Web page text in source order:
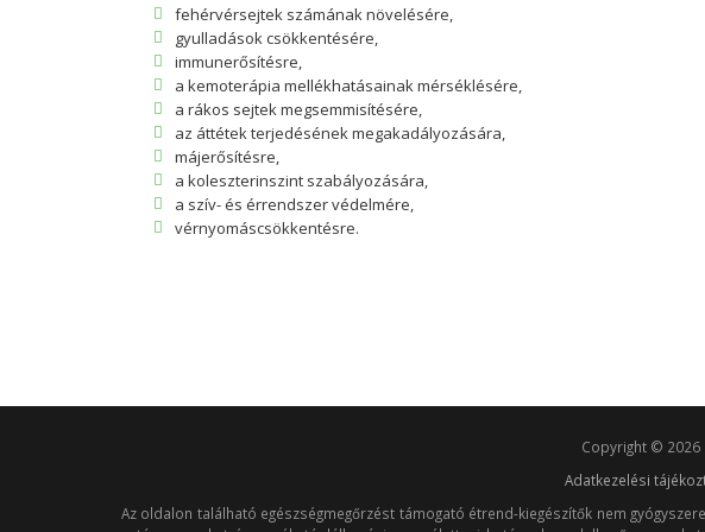
fehérvérsejtek számának növelésére,
gyulladások csökkentésére,
immunerősítésre,
a kemoterápia mellékhatásainak mérséklésére,
a rákos sejtek megsemmisítésére,
az áttétek terjedésének megakadályozására,
májerősítésre,
a koleszterinszint szabályozására,
a szív- és érrendszer védelmére,
vérnyomáscsökkentésre.
Copyright © 2026
Adatkezelési
Az oldalon található egészségmegőrzést támogató étrend-kiegészítők nem